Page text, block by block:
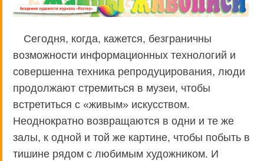
Сегодня, когда, кажется, безграничны
возможности информационных технологий и
совершенна техника репродуцирования, люди
продолжают стремиться в музеи, чтобы
встретиться с «живым» искусством.
Неоднократно возвращаются в одни и те же
залы, к одной и той же картине, чтобы побыть в
тишине рядом с любимым художником. И